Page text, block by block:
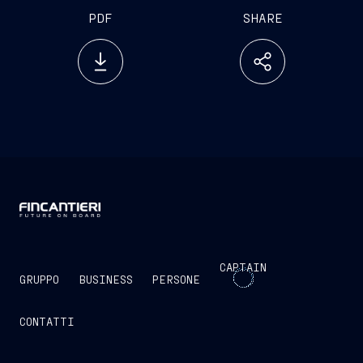
PDF SHARE
GRUPPO BUSINESS PERSONE
CAPTAIN
CONTATTI